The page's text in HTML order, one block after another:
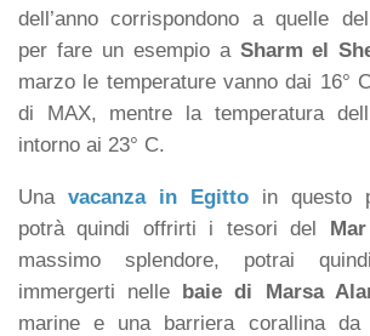
dell’anno corrispondono a quelle
per fare un esempio a Sharm el
marzo le temperature vanno dai 16°
di MAX, mentre la temperatura
intorno ai 23° C.
Una vacanza in Egitto in questo
potrà quindi offrirti i tesori del
massimo splendore, potrai
immergerti nelle baie di Marsa
marine e una barriera corallina